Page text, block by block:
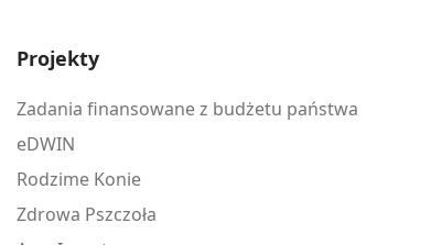
Projekty
Zadania finansowane z budżetu państwa
eDWIN
Rodzime Konie
Zdrowa Pszczoła